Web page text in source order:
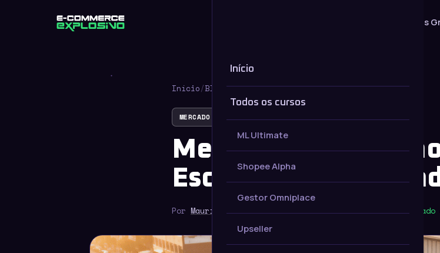
Materiais
Início
Todos os cursos
ML Ultimate
Shopee Alpha
Gestor Omniplace
Upseller
Início/Blog /MERCADO LIVRE
MERCADO LIVRE
Mercado Livre:
Escalada de
Por Maurício SaldanhaPublicado em21/10/2025· Atualizado